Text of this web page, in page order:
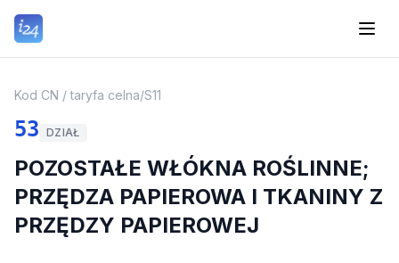
Kod CN / taryfa celna/S11
53 DZIAŁ
POZOSTAŁE WŁÓKNA ROŚLINNE;
PRZĘDZA PAPIEROWA I TKANINY Z
PRZĘDZY PAPIEROWEJ